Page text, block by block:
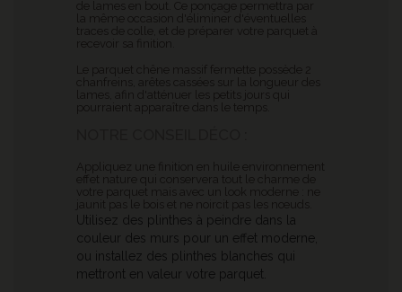
de lames en bout. Ce ponçage permettra par
la même occasion d'éliminer d'éventuelles
traces de colle, et de préparer votre parquet à
recevoir sa finition.
Le parquet chêne massif fermette possède 2
chanfreins, arêtes cassées sur la longueur des
lames, afin d'atténuer les petits jours qui
pourraient apparaître dans le temps.
Appliquez une finition en huile environnement
effet nature qui conservera tout le charme de
votre parquet mais avec un look moderne : ne
jaunit pas le bois et ne noircit pas les nœuds.
Utilisez des plinthes à peindre dans la
couleur des murs pour un effet moderne,
ou installez des plinthes blanches qui
mettront en valeur votre parquet.